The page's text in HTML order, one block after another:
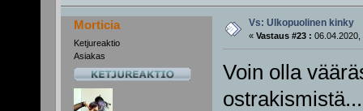
Morticia
Ketjureaktio
Asiakas
Vs: Ulkopuolinen kinky
« Vastaus #23 : 06.04.2020,
Voin olla
ostrakismistä...